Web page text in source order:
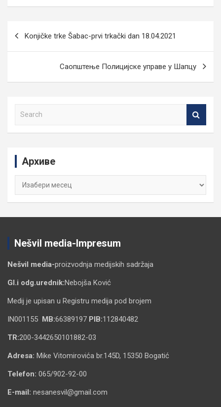
чланка
Konjičke trke Šabac-prvi trkački dan 18.04.2021
Саопштење Полицијске управе у Шапцу
Архиве
Архиве
Nešvil media-Impresum
Nešvil media-proizvodnja medijskih sadržaja
Gl.i odg.urednik:Nebojša Ković
Medij je upisan u Registru medija pod brojem
IN001155 MB:66389197 PIB:112840482
TR:200-3442650101882-03
Adresa: Mike Vitomirovića br.145D, 15350 Bogatić
Telefon: 065/902-92-00
E-mail: nesanesvil@gmail.com